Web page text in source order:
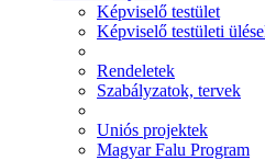
Képviselő testület
Képviselő testületi
Rendeletek
Szabályzatok, tervek
Uniós projektek
Magyar Falu Program